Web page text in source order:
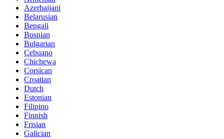
Azerbaijani
Belarusian
Bengali
Bosnian
Bulgarian
Cebuano
Chichewa
Corsican
Croatian
Dutch
Estonian
Filipino
Finnish
Frisian
Galician